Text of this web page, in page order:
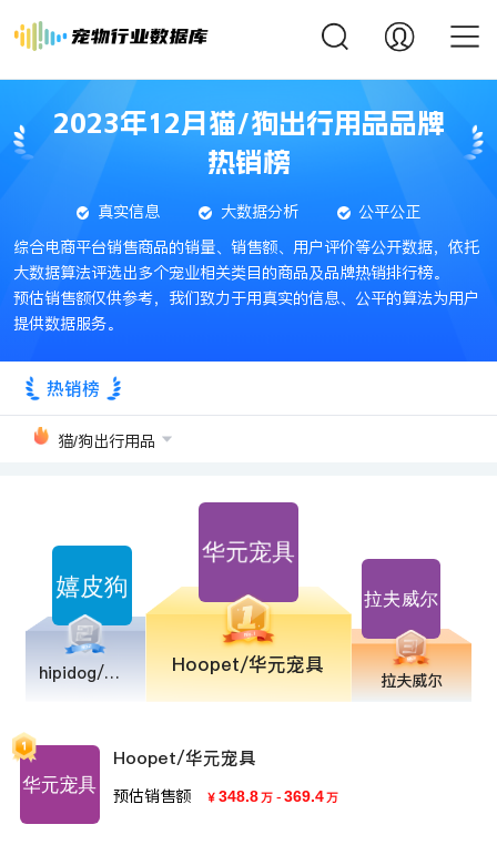
2023年12月猫/狗出行用品品牌
热销榜
真实信息 大数据分析
公平公正
综合电商平台销售商品的销量、销售额、用户评价等公开数据，依托
大数据算法评选出多个宠业相关类目的商品及品牌热销排行榜。
预估销售额仅供参考，我们致力于用真实的信息、公平的算法为用户
提供数据服务。
热销榜
猫/狗出行用品
hipidog/嬉皮狗 Hoopet/华元宠具
拉夫威尔
Hoopet/华元宠具
预估销售额 ￥ 348.8万 - 369.4万